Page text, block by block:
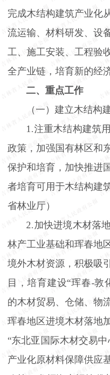
完成木结构建筑产业化
流运输、材料研发、设
工、施工安装、工程验
全产业链，培育新的经
二、重点工作
（一）建立木结构
1.注重木结构建筑
政策，加强国有林区和
保护和培育，加快推进
者培育可用于木结构建
省林业厅）
2.加快进境木材落
林产工业基础和珲春地
境外木材资源，积极吸
目，培育建设“珲春-敦
的木材贸易、仓储、物
珲春地区进境木材落地
“东北亚国际木材交易
产业化原材料保障供应